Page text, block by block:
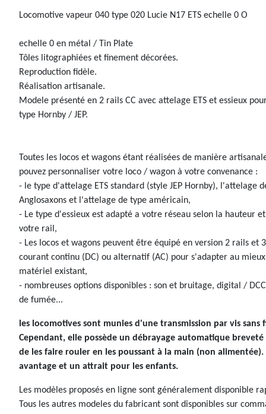
Locomotive vapeur 040 type 020 Lucie N17 ETS echelle 0 O
echelle 0 en métal / Tin Plate
Tôles litographiées et finement décorées.
Reproduction fidèle.
Réalisation artisanale.
Modele présenté en 2 rails CC avec attelage ETS et essieux
type Hornby / JEP.
Toutes les locos et wagons étant réalisées de manière
pouvez personnaliser votre loco / wagon à votre convenance :
- le type d'attelage ETS standard (style JEP Hornby), l'attelage
Anglosaxons et l'attelage de type américain,
- Le type d'essieux est adapté a votre réseau selon la hauteur
votre rail,
- Les locos et wagons peuvent être équipé en version 2 rails et
courant continu (DC) ou alternatif (AC) pour s'adapter au
matériel existant,
- nombreuses options disponibles : son et bruitage, digital /
de fumée...
les locomotives sont munies d'une transmission par vis sans
Cependant, elle possède un débrayage automatique
de les faire rouler en les poussant à la main (non alimentée).
avantage et un attrait pour les enfants.
Les modèles proposés en ligne sont généralement disponible
Tous les autres modeles du fabricant sont disponibles sur